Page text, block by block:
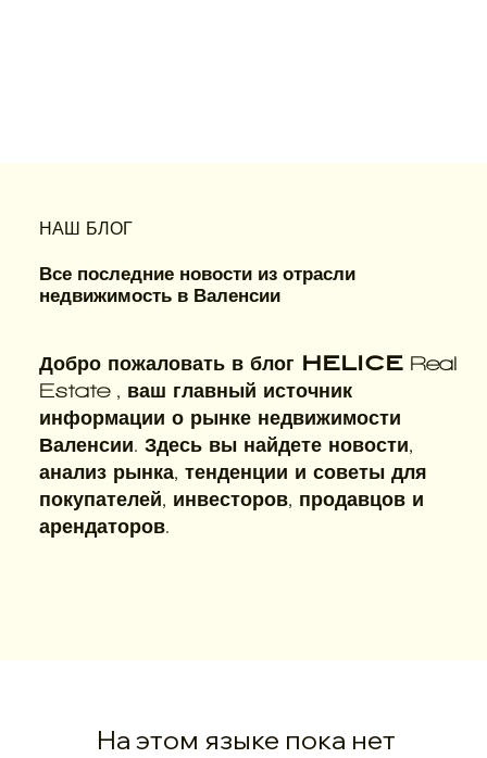
НАШ БЛОГ
Все последние новости из отрасли
недвижимость в Валенсии
Добро пожаловать в блог HELICE Real
Estate, ваш главный источник
информации о рынке недвижимости
Валенсии. Здесь вы найдете новости,
анализ рынка, тенденции и советы для
покупателей, инвесторов, продавцов и
арендаторов.
На этом языке пока нет